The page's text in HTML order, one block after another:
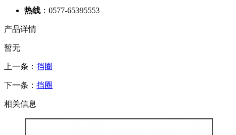
热线 ：0577-65395553
产品详情
暂无
上一条： 挡圈
下一条： 挡圈
相关信息